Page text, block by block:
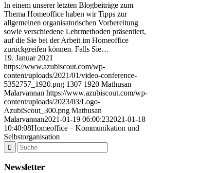
In einem unserer letzten Blogbeiträge zum
Thema Homeoffice haben wir Tipps zur
allgemeinen organisatorischen Vorbereitung
sowie verschiedene Lehrmethoden präsentiert,
auf die Sie bei der Arbeit im Homeoffice
zurückgreifen können. Falls Sie…
19. Januar 2021
https://www.azubiscout.com/wp-
content/uploads/2021/01/video-conference-
5352757_1920.png 1307 1920 Mathusan
Malarvannan https://www.azubiscout.com/wp-
content/uploads/2023/03/Logo-
AzubiScout_300.png Mathusan
Malarvannan2021-01-19 06:00:232021-01-18
10:40:08Homeoffice – Kommunikation und
Selbstorganisation
Newsletter